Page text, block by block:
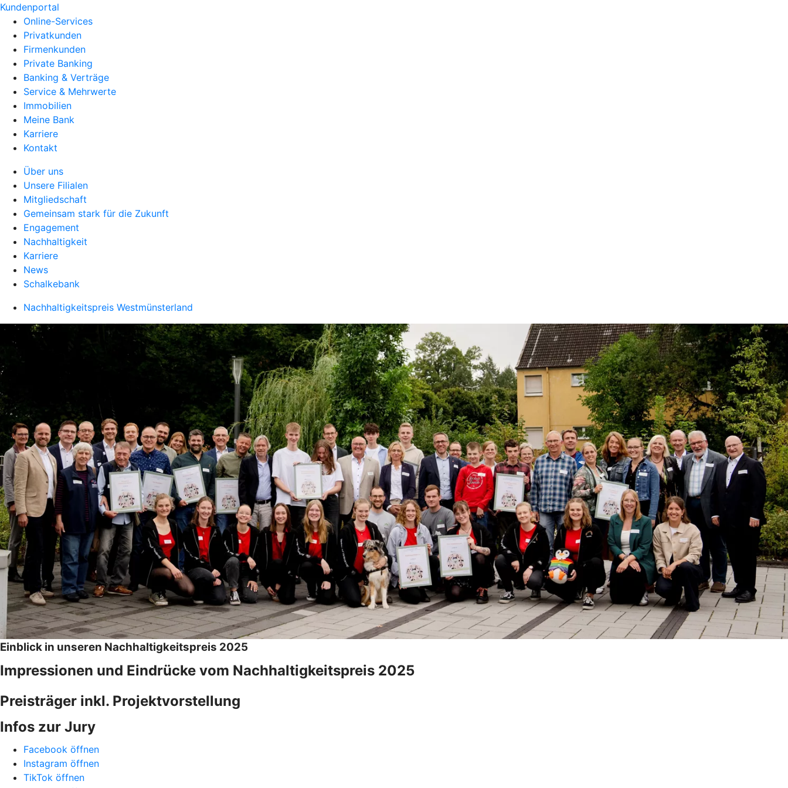
Kundenportal
Online-Services
Privatkunden
Firmenkunden
Private Banking
Banking & Verträge
Service & Mehrwerte
Immobilien
Meine Bank
Karriere
Kontakt
Über uns
Unsere Filialen
Mitgliedschaft
Gemeinsam stark für die Zukunft
Engagement
Nachhaltigkeit
Karriere
News
Schalkebank
Nachhaltigkeitspreis Westmünsterland
Einblick in unseren Nachhaltigkeitspreis 2025
Impressionen und Eindrücke vom Nachhaltigkeitspreis 2025
Preisträger inkl. Projektvorstellung
Infos zur Jury
Facebook öffnen
Instagram öffnen
TikTok öffnen